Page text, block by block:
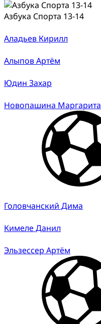
Азбука Спорта 13-14
Аладьев Кирилл
Алыпов Артём
Юдин Захар
Новопашина Маргарита
Головчанский Дима
Кимеле Данил
Эльзессер Артём